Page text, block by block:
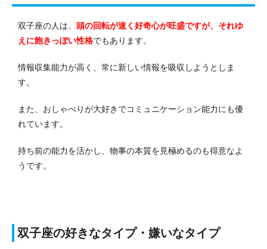
双子座の人は、 頭の回転が速く好奇心が旺盛ですが、それゆ
えに飽きっぽい性格でもあります。
情報収集能力が高く、常に新しい情報を吸収しようとしま
す。
また、おしゃべりが大好きでコミュニケーション能力にも優
れています。
持ち前の能力を活かし、物事の本質を見極めるのも得意なよ
うです。
双子座の好きなタイプ・嫌いなタイプ